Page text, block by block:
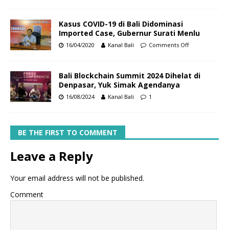
Kasus COVID-19 di Bali Didominasi
Imported Case, Gubernur Surati Menlu
16/04/2020 Kanal Bali Comments Off
Bali Blockchain Summit 2024 Dihelat di
Denpasar, Yuk Simak Agendanya
16/08/2024 Kanal Bali 1
BE THE FIRST TO COMMENT
Leave a Reply
Your email address will not be published.
Comment